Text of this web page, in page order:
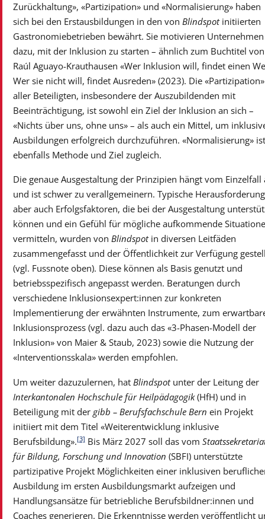
Zurückhaltung», «Partizipation» und «Normalisierung» haben
sich bei den Erstausbildungen in den von Blindspotinitiierten
Gastronomiebetrieben bewährt. Sie motivieren Unternehmen
dazu, mit der Inklusion zu starten – ähnlich zum Buchtitel von
Raúl Aguayo-Krauthausen «Wer Inklusion will, findet einen
Wer sie nicht will, findet Ausreden» (2023). Die «Partizipation»
aller Beteiligten, insbesondere der Auszubildenden mit
Beeinträchtigung, ist sowohl ein Ziel der Inklusion an sich –
«Nichts über uns, ohne uns» – als auch ein Mittel, um
Ausbildungen erfolgreich durchzuführen. «Normalisierung» ist
ebenfalls Methode und Ziel zugleich.
Die genaue Ausgestaltung der Prinzipien hängt vom Einzelfall
und ist schwer zu verallgemeinern. Typische
aber auch Erfolgsfaktoren, die bei der Ausgestaltung
können und ein Gefühl für mögliche aufkommende
vermitteln, wurden von Blindspot in diversen Leitfäden
zusammengefasst und der Öffentlichkeit zur Verfügung
(vgl. Fussnote oben). Diese können als Basis genutzt und
betriebsspezifisch angepasst werden. Beratungen durch
verschiedene Inklusionsexpert:innen zur konkreten
Implementierung der erwähnten Instrumente, zum
Inklusionsprozess (vgl. dazu auch das «3-Phasen-Modell der
Inklusion» von Maier & Staub, 2023) sowie die Nutzung der
«Interventionsskala» werden empfohlen.
Um weiter dazuzulernen, hatBlindspotunter der Leitung der
Interkantonalen Hochschule für Heilpädagogik(HfH) und in
Beteiligung mit der gibb – Berufsfachschule Bern ein Projekt
initiiert mit dem Titel «Weiterentwicklung inklusive
Berufsbildung».[3]Bis März 2027 soll das vom
für Bildung, Forschung und Innovation (SBFI) unterstützte
partizipative Projekt Möglichkeiten einer inklusiven
Ausbildung im ersten Ausbildungsmarkt aufzeigen und
Handlungsansätze für betriebliche Berufsbildner:innen und
Coaches generieren. Die Erkenntnisse werden veröffentlicht